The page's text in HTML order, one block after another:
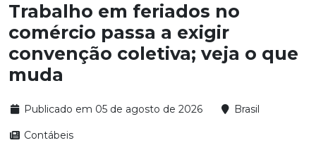
Trabalho em feriados no
comércio passa a exigir
convenção coletiva; veja o que
muda
Publicado em 05 de agosto de 2026 Brasil
Contábeis